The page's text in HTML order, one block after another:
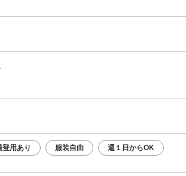
登用あり 服装自由 週１日からOK